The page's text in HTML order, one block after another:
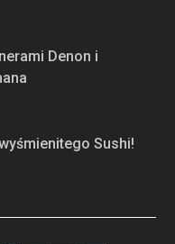
Denon i
Sushi!